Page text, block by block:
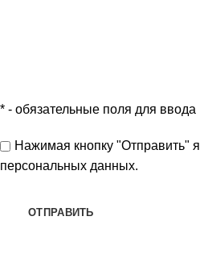
* - обязательные поля для ввода
Нажимая кнопку "Отправить" я
персональных данных.